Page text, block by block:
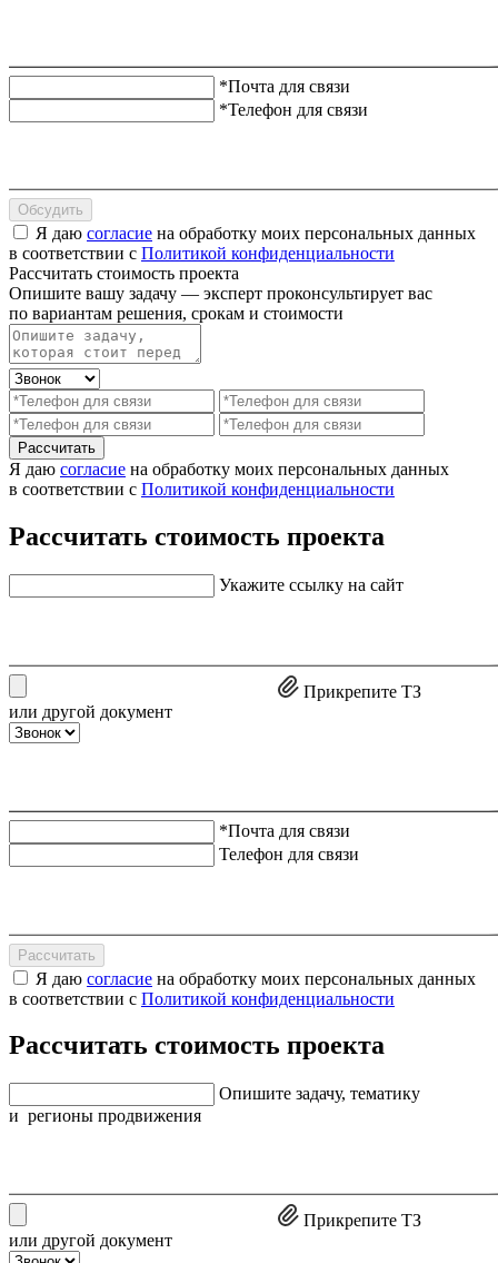
*Почта для связи
*Телефон для связи
Обсудить
Я даю согласие на обработку моих персональных данных
в соответствии с Политикой конфиденциальности
Рассчитать стоимость проекта
Опишите вашу задачу — эксперт проконсультирует вас
по вариантам решения, срокам и стоимости
Рассчитать
Я даю согласие на обработку моих персональных данных
в соответствии с Политикой конфиденциальности
Рассчитать стоимость проекта
Укажите ссылку на сайт
Прикрепите ТЗ
или другой документ
*Почта для связи
Телефон для связи
Рассчитать
Я даю согласие на обработку моих персональных данных
в соответствии с Политикой конфиденциальности
Рассчитать стоимость проекта
Опишите задачу, тематику
и регионы продвижения
Прикрепите ТЗ
или другой документ